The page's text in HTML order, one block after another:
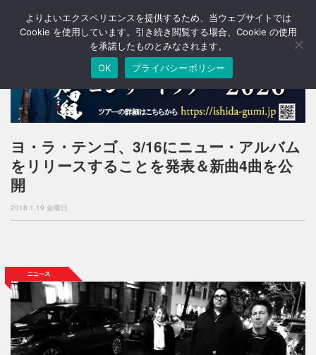
T
o
a
v
g
a
n
ヨ・ラ・テンゴ、3/16にニュー・アルバム
をリリースすることを発表＆新曲4曲を公
開
2018.1.19 金曜日
よりよいエクスペリエンスを提供するため、当ウェブサイトでは
Cookie を使用しています。引き続き閲覧する場合、Cookie の使用
を承諾したものとみなされます。
OK
プライバシーポリシー